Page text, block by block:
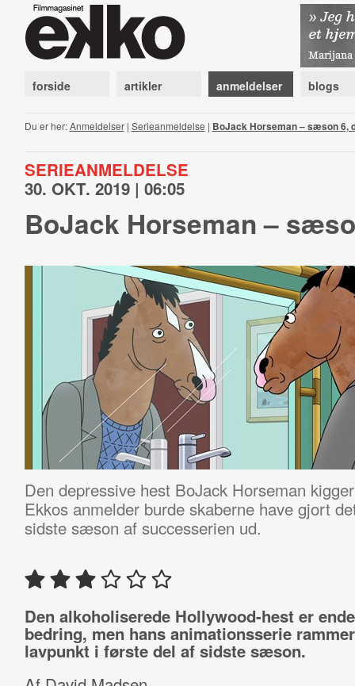
forside artikler anmeldelser blogs
Du er her:Anmeldelser| Serieanmeldelse | BoJack Horseman – sæson 6,
SERIEANMELDELSE
30. OKT. 2019 | 06:05
BoJack Horseman –
Den depressive hest BoJack Horseman
Ekkos anmelder burde skaberne have gjort
sidste sæson af successerien ud.
Den alkoholiserede Hollywood-hest er
bedring, men hans animationsserie
lavpunkt i første del af sidste sæson.